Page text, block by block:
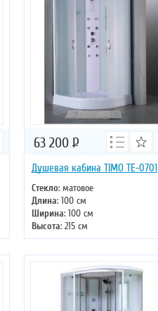
Душевая кабина TIMO TE-0701
Стекло: матовое
Длина: 100 см
Ширина: 100 см
Высота: 215 см
Форма: четверть круга
63 200 Р